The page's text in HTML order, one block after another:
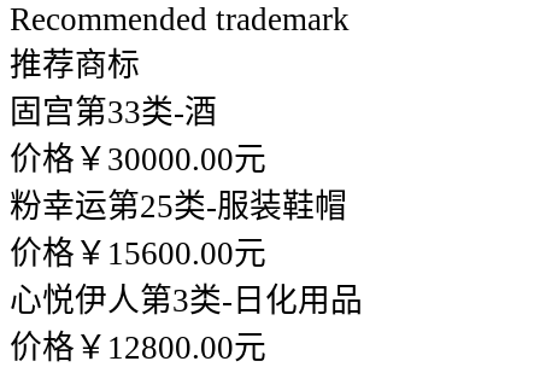
Recommended trademark
推荐商标
固宫第33类-酒
价格￥30000.00元
粉幸运第25类-服装鞋帽
价格￥15600.00元
心悦伊人第3类-日化用品
价格￥12800.00元